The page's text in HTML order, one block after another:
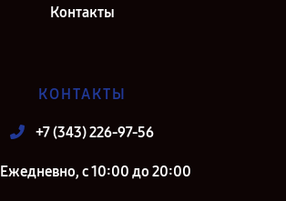
Контакты
КОНТАКТЫ
+7 (343) 226-97-56
Ежедневно, с 10:00 до 20:00